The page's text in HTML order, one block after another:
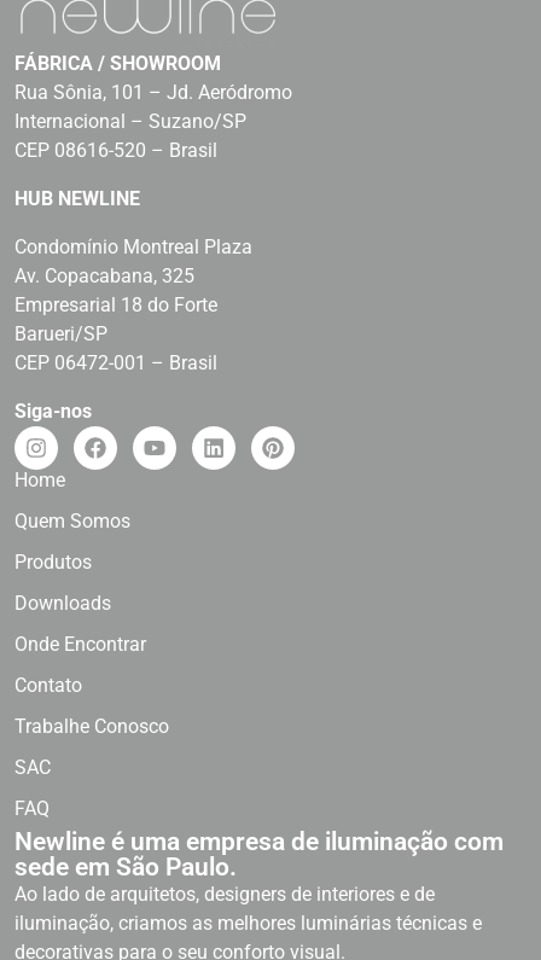
FÁBRICA / SHOWROOM
Rua Sônia, 101 – Jd. Aeródromo
Internacional – Suzano/SP
CEP 08616-520 – Brasil
HUB NEWLINE
Condomínio Montreal Plaza
Av. Copacabana, 325
Empresarial 18 do Forte
Barueri/SP
CEP 06472-001 – Brasil
Siga-nos
Home
Quem Somos
Produtos
Downloads
Onde Encontrar
Contato
Trabalhe Conosco
SAC
FAQ
Newline é uma empresa de iluminação com
sede em São Paulo.
Ao lado de arquitetos, designers de interiores e de
iluminação, criamos as melhores luminárias técnicas e
decorativas para o seu conforto visual.